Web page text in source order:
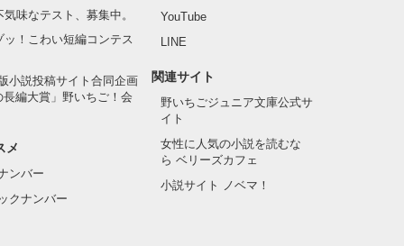
味なテスト、募集中。
ッ！こわい短編コンテス
小説投稿サイト合同企画
長編大賞」野いちご！会
メ
ンバー
クナンバー
YouTube
LINE
関連サイト
野いちごジュニア文庫公式サ
イト
女性に人気の小説を読むな
ら ベリーズカフェ
小説サイト ノベマ！